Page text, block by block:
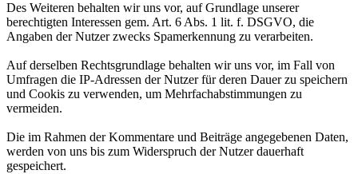
Des Weiteren behalten wir uns vor, auf Grundlage unserer
berechtigten Interessen gem. Art. 6 Abs. 1 lit. f. DSGVO, die
Angaben der Nutzer zwecks Spamerkennung zu verarbeiten.
Auf derselben Rechtsgrundlage behalten wir uns vor, im Fall von
Umfragen die IP-Adressen der Nutzer für deren Dauer zu speichern
und Cookis zu verwenden, um Mehrfachabstimmungen zu
vermeiden.
Die im Rahmen der Kommentare und Beiträge angegebenen Daten,
werden von uns bis zum Widerspruch der Nutzer dauerhaft
gespeichert.